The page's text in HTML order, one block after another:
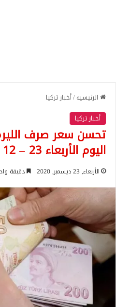
الرئيسية/أخبار تركيا
أخبار تركيا
تحسن سعر صرف
اليوم الأربعاء 23 – 12 -2020
الأربعاء, 23 ديسمبر, 2020 دقيقة